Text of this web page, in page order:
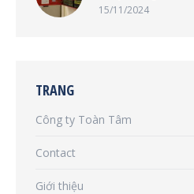
15/11/2024
TRANG
Công ty Toàn Tâm
Contact
Giới thiệu